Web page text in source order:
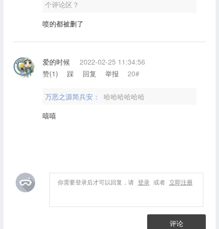
个评论区？
喷的都被删了
爱的时候
2022-02-25 11:34:56
赞(1) 踩 回复 举报 20#
万恶之源简兵安：
哈哈哈哈哈哈
嘻嘻
你需要登录后才可以回复，请 登录 或者 立即注册
评论